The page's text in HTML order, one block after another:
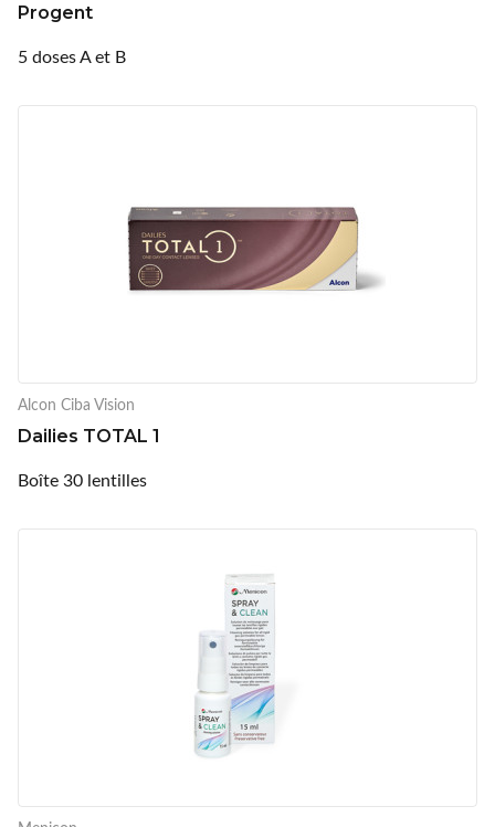
Progent
5 doses A et B
Alcon Ciba Vision
Dailies TOTAL 1
Boîte 30 lentilles